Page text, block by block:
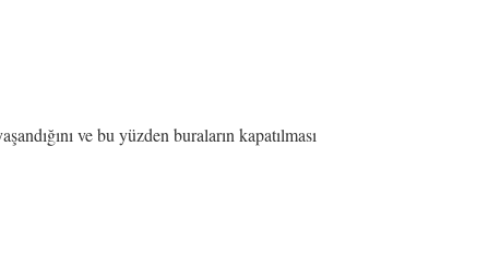
ve bu yüzden buraların kapatılması